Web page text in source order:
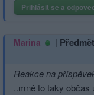
Přihlásit se a
Marina |
Reakce na
..mně to taky občas